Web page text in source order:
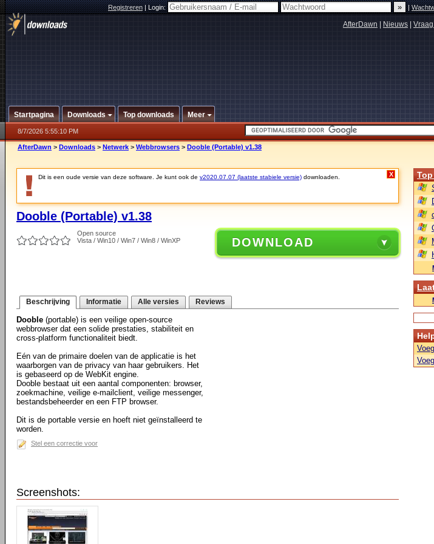
Registreren|Login: |
AfterDawn Nieuws
Startpagina Downloads Top downloads Meer
8/7/2026 5:55:10 PM
AfterDawn > Downloads > Netwerk > Webbrowsers > Dooble (Portable) v1.38
Dit is een oude versie van deze software. Je kunt ook de v2020.07.07 (laatste stabiele versie) downloaden. X
Dooble (Portable) v1.38
Open source
Vista / Win10 / Win7 / Win8 / WinXP
DOWNLOAD
Beschrijving Informatie Alle versies Reviews
Dooble (portable) is een veilige open-source
webbrowser dat een solide prestaties, stabiliteit en
cross-platform functionaliteit biedt.
Eén van de primaire doelen van de applicatie is het
waarborgen van de privacy van haar gebruikers. Het
is gebaseerd op de WebKit engine.
Dooble bestaat uit een aantal componenten: browser,
zoekmachine, veilige e-mailclient, veilige messenger,
bestandsbeheerder en een FTP browser.
Dit is de portable versie en hoeft niet geïnstalleerd te
worden.
Stel een correctie voor
Screenshots: